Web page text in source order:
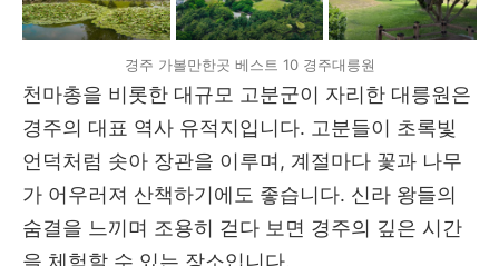
경주 가볼만한곳 베스트 10 경주대릉원
천마총을 비롯한 대규모 고분군이 자리한 대릉원은
경주의 대표 역사 유적지입니다. 고분들이 초록빛
언덕처럼 솟아 장관을 이루며, 계절마다 꽃과 나무
가 어우러져 산책하기에도 좋습니다. 신라 왕들의
숨결을 느끼며 조용히 걷다 보면 경주의 깊은 시간
을 체험할 수 있는 장소입니다.